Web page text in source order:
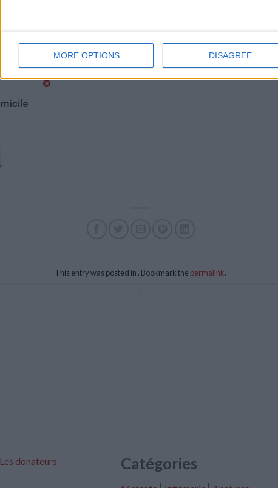
MORE OPTIONS DISAGREE
This entry was posted in . Bookmark the permalink.
Les donateurs Catégories